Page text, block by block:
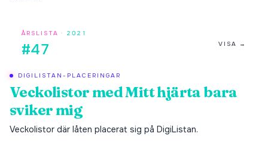
ÅRSLISTA · 2021
#47 VISA →
DIGILISTAN-PLACERINGAR
Veckolistor medMitt hjärta bara
sviker mig
Veckolistor där låten placerat sig på DigiListan.